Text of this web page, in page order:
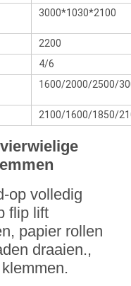
3000*1030*2100
2200
4/6
1600/2000/2500/
2100/1600/1850/
op volledig
flip lift
papier rollen
draaien.,